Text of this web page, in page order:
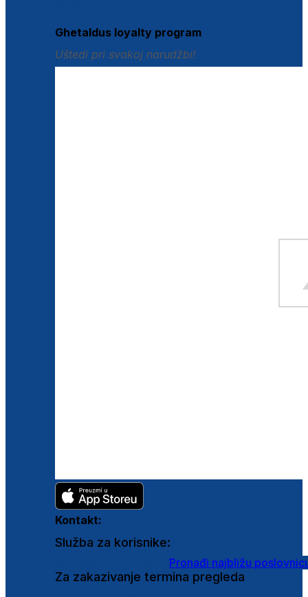
Ghetaldus loyalty program
Uštedi pri svakoj narudžbi!
Kontakt:
Služba za korisnike:
Pronađi najbližu
Za zakazivanje termina pregleda